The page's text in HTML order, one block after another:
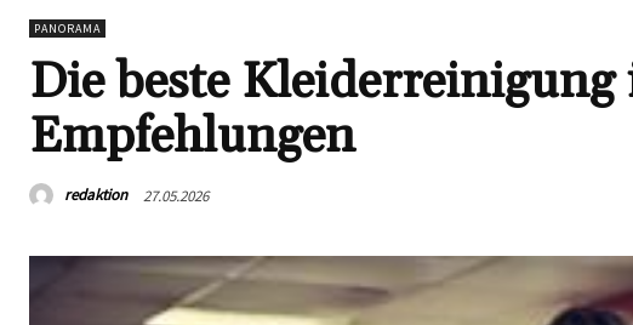
PANORAMA
Die beste
Empfehlungen
redaktion 27.05.2026